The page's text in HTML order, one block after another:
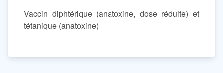
Vaccin diphtérique (anatoxine, dose réduite) et
tétanique (anatoxine)